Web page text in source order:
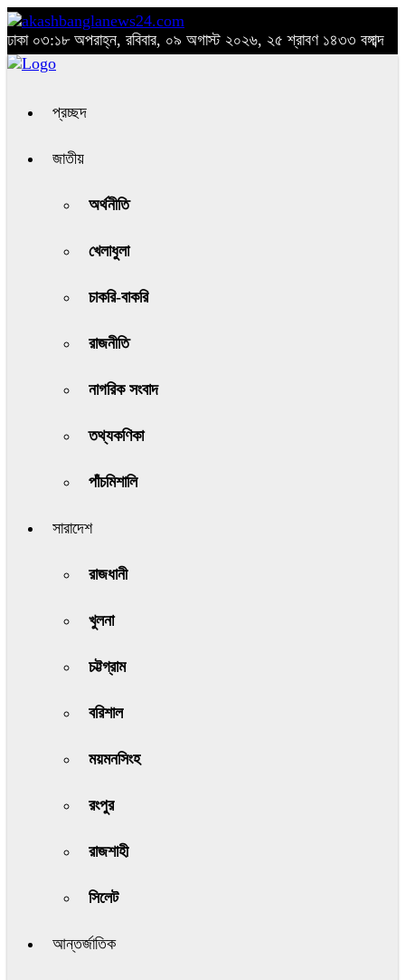
ঢাকা ০৩:১৮ অপরাহ্ন, রবিবার, ০৯ অগাস্ট ২০২৬, ২৫ শ্রাবণ ১৪৩৩ বঙ্গাব্দ
প্রচ্ছদ
জাতীয়
অর্থনীতি
খেলাধুলা
চাকরি-বাকরি
রাজনীতি
নাগরিক সংবাদ
তথ্যকণিকা
পাঁচমিশালি
সারাদেশ
রাজধানী
খুলনা
চট্টগ্রাম
বরিশাল
ময়মনসিংহ
রংপুর
রাজশাহী
সিলেট
আন্তর্জাতিক